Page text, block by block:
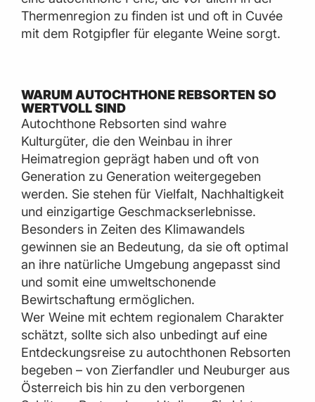
Thermenregion zu finden ist und oft in Cuvée
mit dem Rotgipfler für elegante Weine sorgt.
WARUM AUTOCHTHONE REBSORTEN SO
WERTVOLL SIND
Autochthone Rebsorten sind wahre
Kulturgüter, die den Weinbau in ihrer
Heimatregion geprägt haben und oft von
Generation zu Generation weitergegeben
werden. Sie stehen für Vielfalt, Nachhaltigkeit
und einzigartige Geschmackserlebnisse.
Besonders in Zeiten des Klimawandels
gewinnen sie an Bedeutung, da sie oft optimal
an ihre natürliche Umgebung angepasst sind
und somit eine umweltschonende
Bewirtschaftung ermöglichen.
Wer Weine mit echtem regionalem Charakter
schätzt, sollte sich also unbedingt auf eine
Entdeckungsreise zu autochthonen Rebsorten
begeben – von Zierfandler und Neuburger aus
Österreich bis hin zu den verborgenen